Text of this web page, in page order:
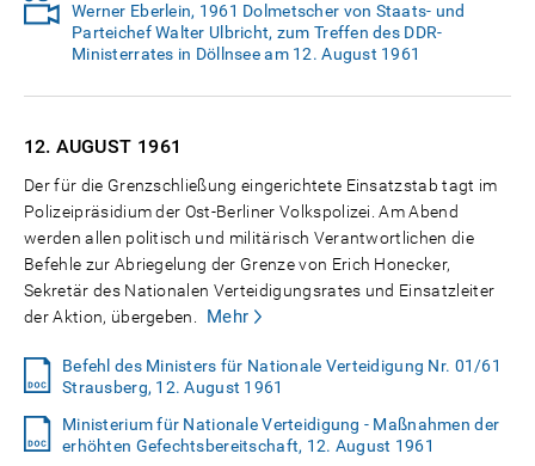
Werner Eberlein, 1961 Dolmetscher von Staats- und
Parteichef Walter Ulbricht, zum Treffen des DDR-
Ministerrates in Döllnsee am 12. August 1961
12. AUGUST 1961
Der für die Grenzschließung eingerichtete Einsatzstab tagt im
Polizeipräsidium der Ost-Berliner Volkspolizei. Am Abend
werden allen politisch und militärisch Verantwortlichen die
Befehle zur Abriegelung der Grenze von Erich Honecker,
Sekretär des Nationalen Verteidigungsrates und Einsatzleiter
der Aktion, übergeben.
Mehr
Befehl des Ministers für Nationale Verteidigung Nr. 01/61
Strausberg, 12. August 1961
Ministerium für Nationale Verteidigung - Maßnahmen der
erhöhten Gefechtsbereitschaft, 12. August 1961